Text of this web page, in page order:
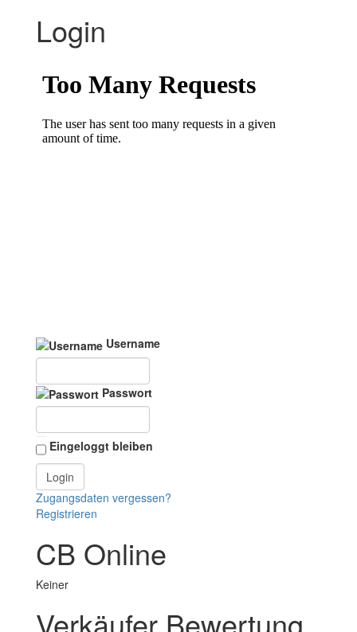
Login
Username
Passwort
Eingeloggt bleiben
Zugangsdaten vergessen?
Registrieren
CB Online
Keiner